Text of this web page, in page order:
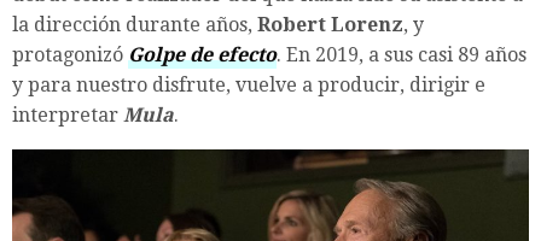
la dirección durante años, Robert Lorenz, y
protagonizó Golpe de efecto. En 2019, a sus casi 89 años
y para nuestro disfrute, vuelve a producir, dirigir e
interpretar Mula.